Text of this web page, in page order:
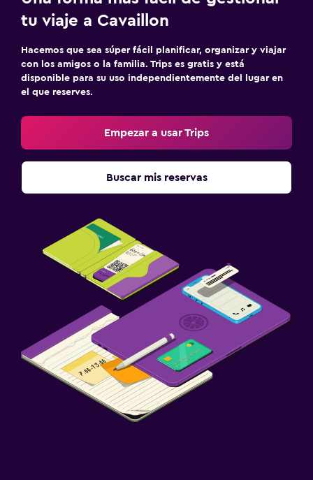
tu viaje a Cavaillon
Hacemos que sea súper fácil planificar, organizar y viajar
con los amigos o la familia. Trips es gratis y está
disponible para su uso independientemente del lugar en
el que reserves.
Empezar a usar Trips
Buscar mis reservas